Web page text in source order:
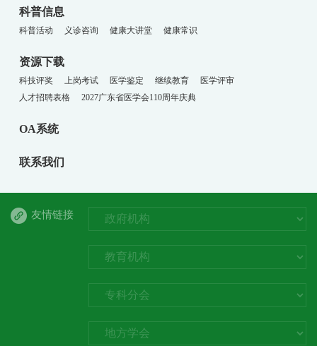
科普信息
科普活动 义诊咨询 健康大讲堂 健康常识
资源下载
科技评奖 上岗考试 医学鉴定 继续教育
医学评审
人才招聘表格
2027广东省医学会110周年庆典
OA系统
联系我们
友情链接